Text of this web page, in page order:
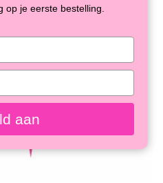
op je eerste bestelling.
aan